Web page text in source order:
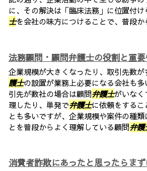
に、その解決は「臨床法務」に位置付
士を会社の味方につけることで、普段
法務顧問・顧問弁護士の役割と重
企業規模が大きくなったり、取引先数
護士の設置が業務上必要になる会社も
引先が数社の場合は顧問弁護士がいなく
理したり、単発で弁護士に依頼をするこ
とも多いですが、企業規模や案件の種
とを普段からよく理解している顧問弁護
消費者詐欺にあったと思ったらま